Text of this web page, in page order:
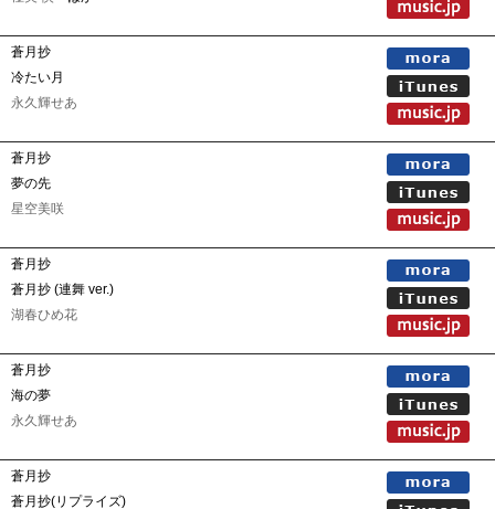
蒼月抄
冷たい月
永久輝せあ
蒼月抄
夢の先
星空美咲
蒼月抄
蒼月抄 (連舞 ver.)
湖春ひめ花
蒼月抄
海の夢
永久輝せあ
蒼月抄
蒼月抄(リプライズ)